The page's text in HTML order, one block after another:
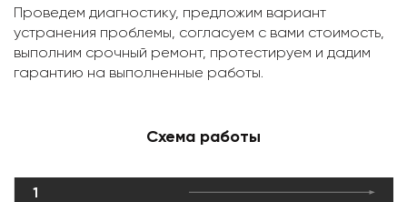
Проведем диагностику, предложим вариант
устранения проблемы, согласуем с вами стоимость,
выполним срочный ремонт, протестируем и дадим
гарантию на выполненные работы.
Схема работы
1